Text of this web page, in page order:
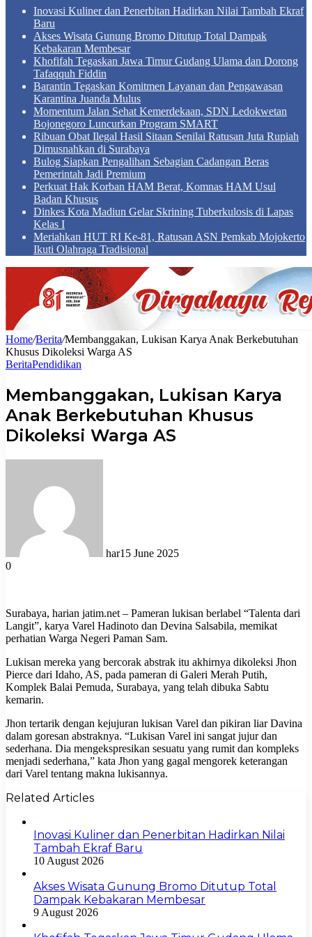
Inovasi Kuliner dan Penerbitan Hadirkan Nilai Tambah Ekraf
Baru
Akses Wisata Gunung Bromo Ditutup Total Dampak
Kebakaran Membesar
Khofifah Tegaskan Jawa Timur Gudang Ulama dan Dorong
Tafaqquh Fiddin
Barantin Tegaskan Komitmen Layanan dan Pengawasan
Karantina Juanda Mulus
Momentum Jalan Sehat Kemerdekaan, SDN Ledokwetan
Bojonegoro Luncurkan Program SMART
Ribuan Obat Ilegal Hasil Sitaan Senilai Ratusan Juta Rupiah
Dimusnahkan di Surabaya
Bulog Siapkan Pengalihan Sebagian Cadangan Beras
Pemerintah Jadi Premium
Perkuat Hak Korban HAM Berat, Komnas HAM Usul
Badan Khusus
Dinkes Kota Madiun Gelar Skrining Tuberkulosis di Lapas
Kelas I
Meriahkan HUT RI Ke-81, Ratusan ASN Pemkab Mojokerto
Ikuti Olahraga Tradisional
Home/Berita/Membanggakan, Lukisan Karya Anak Berkebutuhan
Khusus Dikoleksi Warga AS
BeritaPendidikan
Membanggakan, Lukisan Karya
Anak Berkebutuhan Khusus
Dikoleksi Warga AS
har15 June 2025
0
Surabaya, harian jatim.net – Pameran lukisan berlabel “Talenta dari
Langit”, karya Varel Hadinoto dan Devina Salsabila, memikat
perhatian Warga Negeri Paman Sam.
Lukisan mereka yang bercorak abstrak itu akhirnya dikoleksi Jhon
Pierce dari Idaho, AS, pada pameran di Galeri Merah Putih,
Komplek Balai Pemuda, Surabaya, yang telah dibuka Sabtu
kemarin.
Jhon tertarik dengan kejujuran lukisan Varel dan pikiran liar Davina
dalam goresan abstraknya. “Lukisan Varel ini sangat jujur dan
sederhana. Dia mengekspresikan sesuatu yang rumit dan kompleks
menjadi sederhana,” kata Jhon yang gagal mengorek keterangan
dari Varel tentang makna lukisannya.
Related Articles
Inovasi Kuliner dan Penerbitan Hadirkan Nilai
Tambah Ekraf Baru
10 August 2026
Akses Wisata Gunung Bromo Ditutup Total
Dampak Kebakaran Membesar
9 August 2026